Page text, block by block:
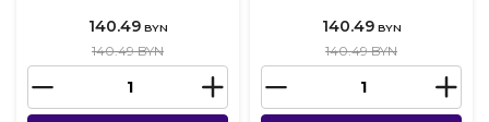
140.49 BYN
140.49 BYN
140.49 BYN
140.49 BYN